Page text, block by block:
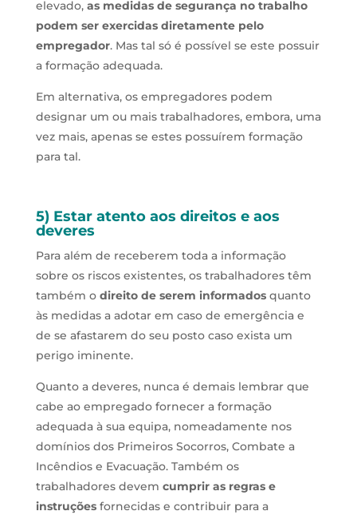
elevado, as medidas de segurança no trabalho
podem ser exercidas diretamente pelo
empregador. Mas tal só é possível se este possuir
a formação adequada.
Em alternativa, os empregadores podem
designar um ou mais trabalhadores, embora, uma
vez mais, apenas se estes possuírem formação
para tal.
5) Estar atento aos direitos e aos
deveres
Para além de receberem toda a informação
sobre os riscos existentes, os trabalhadores têm
também o direito de serem informadosquanto
às medidas a adotar em caso de emergência e
de se afastarem do seu posto caso exista um
perigo iminente.
Quanto a deveres, nunca é demais lembrar que
cabe ao empregado fornecer a formação
adequada à sua equipa, nomeadamente nos
domínios dos Primeiros Socorros, Combate a
Incêndios e Evacuação. Também os
trabalhadores devem cumprir as regras e
instruçõesfornecidas e contribuir para a